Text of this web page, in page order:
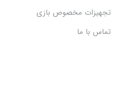
تجهیزات مخصوص بازی
تماس با ما